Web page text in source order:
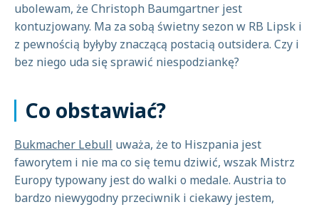
ubolewam, że Christoph Baumgartner jest
kontuzjowany. Ma za sobą świetny sezon w RB Lipsk i
z pewnością byłyby znaczącą postacią outsidera. Czy i
bez niego uda się sprawić niespodziankę?
Co obstawiać?
Bukmacher Lebull uważa, że to Hiszpania jest
faworytem i nie ma co się temu dziwić, wszak Mistrz
Europy typowany jest do walki o medale. Austria to
bardzo niewygodny przeciwnik i ciekawy jestem,